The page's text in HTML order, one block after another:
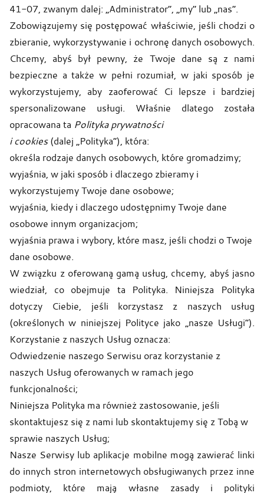
41-07, zwanym dalej: „Administrator”, „my” lub „nas”.
Zobowiązujemy się postępować właściwie, jeśli chodzi o
zbieranie, wykorzystywanie i ochronę danych osobowych.
Chcemy, abyś był pewny, że Twoje dane są z nami
bezpieczne a także w pełni rozumiał, w jaki sposób je
wykorzystujemy, aby zaoferować Ci lepsze i bardziej
spersonalizowane usługi. Właśnie dlatego została
opracowana ta Polityka prywatności
i cookies(dalej „Polityka”), która:
określa rodzaje danych osobowych, które gromadzimy;
wyjaśnia, w jaki sposób i dlaczego zbieramy i
wykorzystujemy Twoje dane osobowe;
wyjaśnia, kiedy i dlaczego udostępnimy Twoje dane
osobowe innym organizacjom;
wyjaśnia prawa i wybory, które masz, jeśli chodzi o Twoje
dane osobowe.
W związku z oferowaną gamą usług, chcemy, abyś jasno
wiedział, co obejmuje ta Polityka. Niniejsza Polityka
dotyczy Ciebie, jeśli korzystasz z naszych usług
(określonych w niniejszej Polityce jako „nasze Usługi”).
Korzystanie z naszych Usług oznacza:
Odwiedzenie naszego Serwisu oraz korzystanie z
naszych Usług oferowanych w ramach jego
funkcjonalności;
Niniejsza Polityka ma również zastosowanie, jeśli
skontaktujesz się z nami lub skontaktujemy się z Tobą w
sprawie naszych Usług;
Nasze Serwisy lub aplikacje mobilne mogą zawierać linki
do innych stron internetowych obsługiwanych przez inne
podmioty, które mają własne zasady i polityki